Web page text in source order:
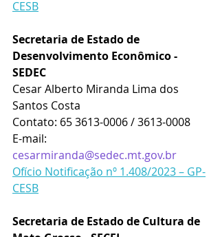
CESB
Secretaria de Estado de
Desenvolvimento Econômico -
SEDEC
Cesar Alberto Miranda Lima dos
Santos Costa
Contato: 65 3613-0006 / 3613-0008
E-mail:
cesarmiranda@sedec.mt.gov.br
Ofício Notificação nº 1.408/2023 – GP-
CESB
Secretaria de Estado de Cultura de